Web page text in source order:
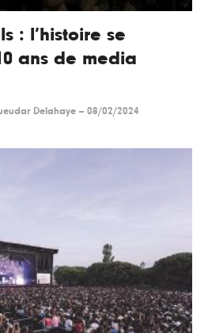
: l’histoire se
ans de media
Delahaye -- 08/02/2024